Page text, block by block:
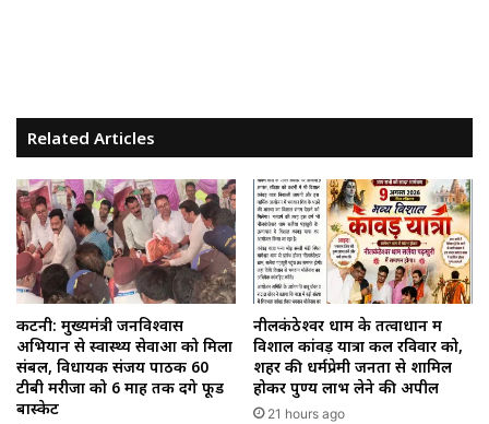
Related Articles
कटनी: मुख्यमंत्री जनविश्वास
अभियान से स्वास्थ्य सेवाओं को मिला
संबल, विधायक संजय पाठक 60
टीबी मरीजों को 6 माह तक देंगे फूड
बास्केट
नीलकंठेश्वर धाम के तत्वाधान में
विशाल कांवड़ यात्रा कल रविवार को,
शहर की धर्मप्रेमी जनता से शामिल
होकर पुण्य लाभ लेने की अपील
21 hours ago